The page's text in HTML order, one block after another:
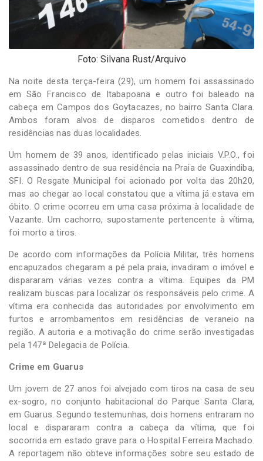
Foto: Silvana Rust/Arquivo
Na noite desta terça-feira (29), um homem foi assassinado
em São Francisco de Itabapoana e outro foi baleado na
cabeça em Campos dos Goytacazes, no bairro Santa Clara.
Ambos foram alvos de disparos cometidos dentro de
residências nas duas localidades.
Um homem de 39 anos, identificado pelas iniciais V.P.O., foi
assassinado dentro de sua residência na Praia de Guaxindiba,
SFI. O Resgate Municipal foi acionado por volta das 20h20,
mas ao chegar ao local constatou que a vítima já estava em
óbito. O crime ocorreu em uma casa próxima à localidade de
Vazante. Um cachorro, supostamente pertencente à vítima,
foi morto a tiros.
De acordo com informações da Polícia Militar, três homens
encapuzados chegaram a pé pela praia, invadiram o imóvel e
dispararam várias vezes contra a vítima. Equipes da PM
realizam buscas para localizar os responsáveis pelo crime. A
vítima era conhecida das autoridades por envolvimento em
furtos e arrombamentos em residências de veraneio na
região. A autoria e a motivação do crime serão investigadas
pela 147ª Delegacia de Polícia.
Crime em Guarus
Um jovem de 27 anos foi alvejado com tiros na casa de seu
ex-sogro, no conjunto habitacional do Parque Santa Clara,
em Guarus. Segundo testemunhas, dois homens entraram no
local e dispararam contra a cabeça da vítima, que foi
socorrida em estado grave para o Hospital Ferreira Machado.
A reportagem não obteve informações sobre seu estado de